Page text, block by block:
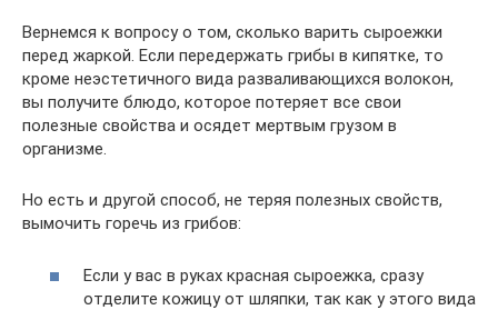
Вернемся к вопросу о том, сколько варить сыроежки
перед жаркой. Если передержать грибы в кипятке, то
кроме неэстетичного вида разваливающихся волокон,
вы получите блюдо, которое потеряет все свои
полезные свойства и осядет мертвым грузом в
организме.
Но есть и другой способ, не теряя полезных свойств,
вымочить горечь из грибов:
Если у вас в руках красная сыроежка, сразу
отделите кожицу от шляпки, так как у этого вида